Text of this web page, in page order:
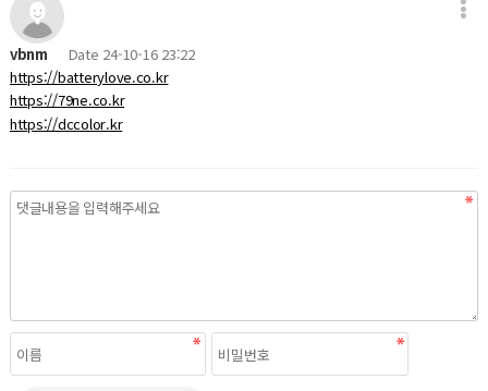
vbnm Date 24-10-16 23:22
https://batterylove.co.kr
https://79ne.co.kr
https://dccolor.kr